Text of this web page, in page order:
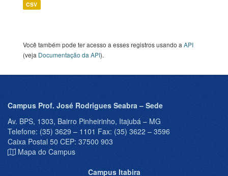
CSV
Você também pode ter acesso a esses registros usando a API
(veja Documentação da API).
Campus Prof. José Rodrigues Seabra – Sede
Av. BPS, 1303, Bairro Pinheirinho, Itajubá – MG
Telefone: (35) 3629 – 1101 Fax: (35) 3622 – 3596
Caixa Postal 50 CEP: 37500 903
Mapa do Campus
Campus Itabira